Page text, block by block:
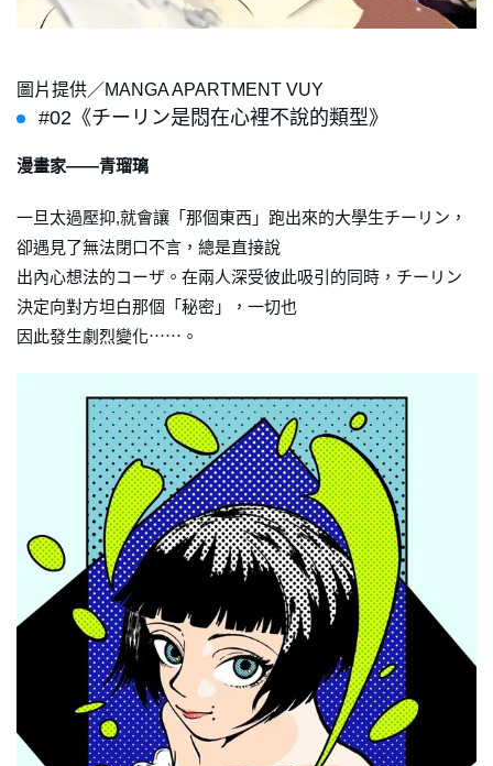
圖片提供／MANGA APARTMENT VUY
#02《チーリン是悶在心裡不說的類型》
漫畫家——青瑠璃
一旦太過壓抑,就會讓「那個東西」跑出來的大學生チーリン，
卻遇見了無法閉口不言，總是直接說
出內心想法的コーザ。在兩人深受彼此吸引的同時，チーリン
決定向對方坦白那個「秘密」，一切也
因此發生劇烈變化⋯⋯。